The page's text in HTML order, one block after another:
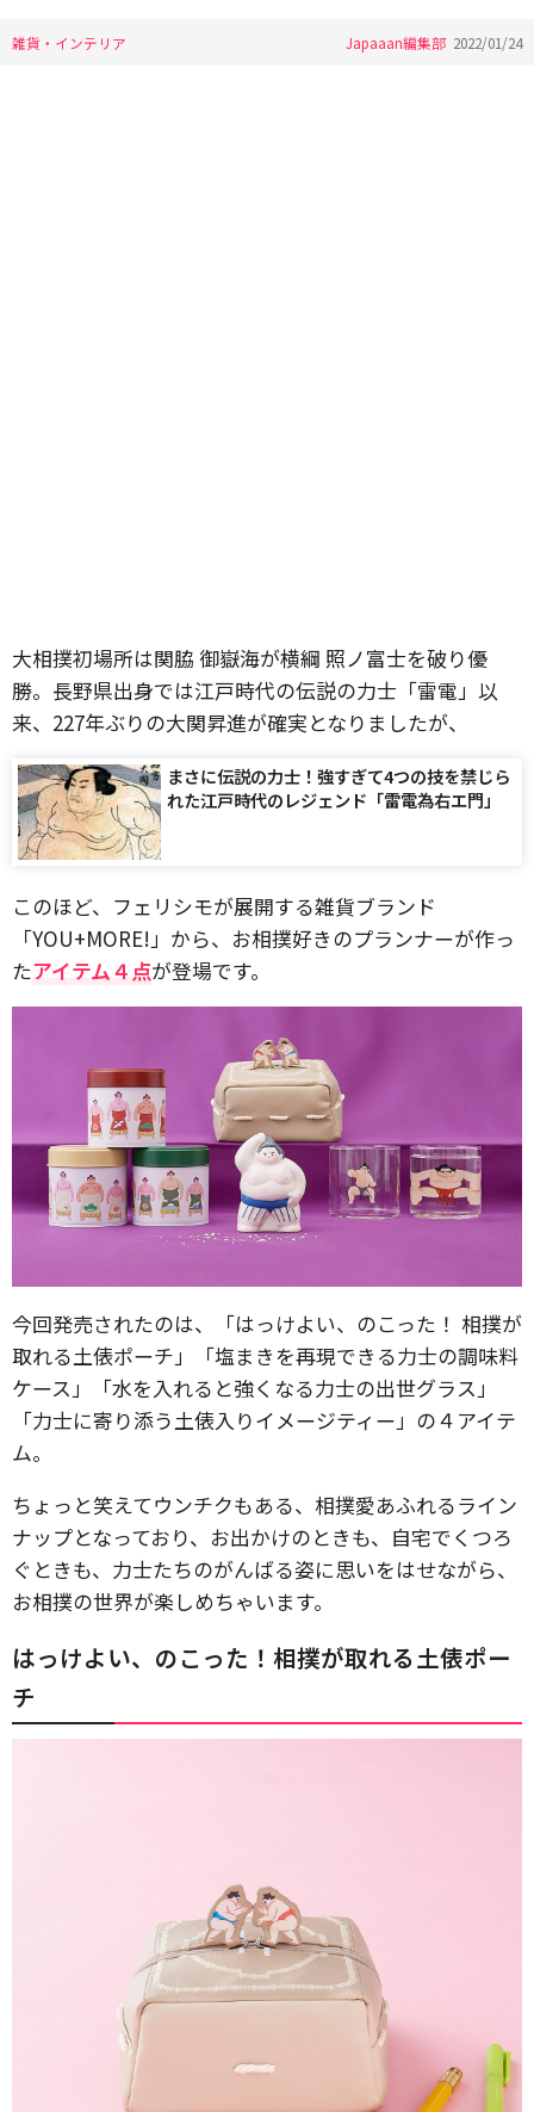
雑貨・インテリア Japaaan編集部 2022/01/24
大相撲初場所は関脇 御嶽海が横綱 照ノ富士を破り優
勝。長野県出身では江戸時代の伝説の力士「雷電」以
来、227年ぶりの大関昇進が確実となりましたが、
まさに伝説の力士！強すぎて4つの技を禁じら
れた江戸時代のレジェンド「雷電為右エ門」
このほど、フェリシモが展開する雑貨ブランド
「YOU+MORE!」から、お相撲好きのプランナーが作っ
たアイテム４点が登場です。
今回発売されたのは、「はっけよい、のこった！ 相撲が
取れる土俵ポーチ」「塩まきを再現できる力士の調味料
ケース」「水を入れると強くなる力士の出世グラス」
「力士に寄り添う土俵入りイメージティー」の４アイテ
ム。
ちょっと笑えてウンチクもある、相撲愛あふれるライン
ナップとなっており、お出かけのときも、自宅でくつろ
ぐときも、力士たちのがんばる姿に思いをはせながら、
お相撲の世界が楽しめちゃいます。
はっけよい、のこった！相撲が取れる土俵ポー
チ